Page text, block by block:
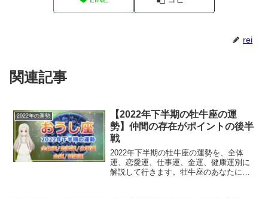
rei
関連記事
2022年の運勢
【2022年下半期の牡牛座の運
勢】仲間の存在がポイントの後半
戦
2022年下半期の牡牛座の運勢を、全体
運、恋愛運、仕事運、金運、健康運別に
解説して行きます。牡牛座のあなたにと